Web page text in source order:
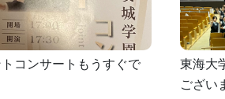
コンサートもうすぐで
東海大
ござい